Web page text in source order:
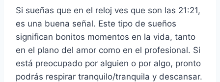
Si sueñas que en el reloj ves que son las 21:21,
es una buena señal. Este tipo de sueños
significan bonitos momentos en la vida, tanto
en el plano del amor como en el profesional. Si
está preocupado por alguien o por algo, pronto
podrás respirar tranquilo/tranquila y descansar.